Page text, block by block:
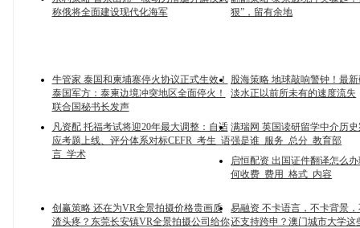
称俄将全面建设现代化海军
狠”，留有余地
牛管家 泰国和柬埔寨停火协议正式生效！
泰国军方：泰柬边境冲突地区全面停火！
联合国秘书长发声
股海策略 地球敲响警钟！最
淡水正以前所未有的速度流失
凡资配 托福考试将迎20年最大调整：自适
应考题上线、评分体系对标CEFR_考生_语
言_学术
满瑞网 英国读研留学中介历
强是谁_服务_总分_教育部
启恒配资 出国证件翻译怎么
何收费_费用_格式_内容
创赢策略 还在为VR全景拍摄价格贵画质
渣头疼？东莞长安镇VR全景拍摄公司给你
易融资 不卡语言，不卡背景
还支持跨申？澳门城市大学这